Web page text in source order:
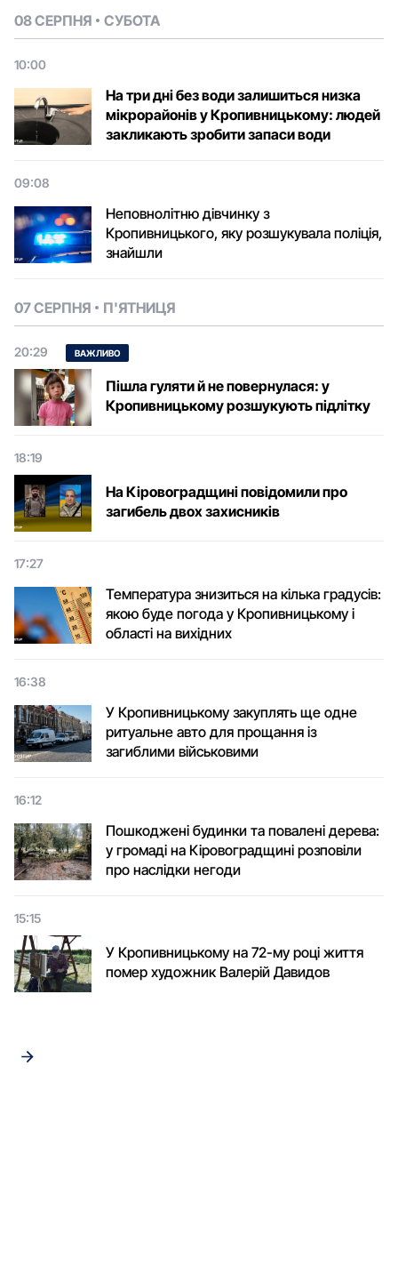
08 СЕРПНЯ СУБОТА
10:00
На три дні без води залишиться низка
мікрорайонів у Кропивницькому: людей
закликають зробити запаси води
09:08
Неповнолітню дівчинку з
Кропивницького, яку розшукувала поліція,
знайшли
07 СЕРПНЯ П'ЯТНИЦЯ
20:29 ВАЖЛИВО
Пішла гуляти й не повернулася: у
Кропивницькому розшукують підлітку
18:19
На Кіровоградщині повідомили про
загибель двох захисників
17:27
Температура знизиться на кілька градусів:
якою буде погода у Кропивницькому і
області на вихідних
16:38
У Кропивницькому закуплять ще одне
ритуальне авто для прощання із
загиблими військовими
16:12
Пошкоджені будинки та повалені дерева:
у громаді на Кіровоградщині розповіли
про наслідки негоди
15:15
У Кропивницькому на 72-му році життя
помер художник Валерій Давидов